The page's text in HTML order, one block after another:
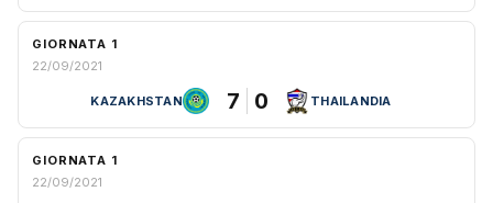
GIORNATA 1
22/09/2021
KAZAKHSTAN 7 0 THAILANDIA
GIORNATA 1
22/09/2021